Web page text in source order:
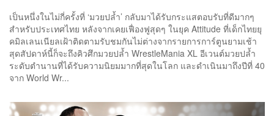
เป็นหนึ่งในไม่กี่ครั้งที่ ‘มวยปล้ำ’ กลับมาได้รับกระแสตอบรับที่ดีมากๆ
สำหรับประเทศไทย หลังจากเคยเฟื่องฟูสุดๆ ในยุค Attitude ที่เด็กไทยยุ
คมิลเลนเนียลเฝ้าติดตามรับชมกันไม่ต่างจากรายการการ์ตูนยามเช้า
สุดสัปดาห์นี้ก็จะถึงคิวศึกมวยปล้ำ WrestleMania XL อีเวนต์มวยปล้ำ
ระดับตำนานที่ได้รับความนิยมมากที่สุดในโลก และดำเนินมาถึงปีที่ 40
จาก World Wr...